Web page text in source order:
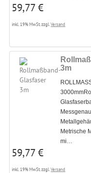
59,77 €
inkl. 19% MwSt. zzgl.Versand
3m
Metrische
mi…
59,77 €
inkl. 19% MwSt. zzgl.Versand